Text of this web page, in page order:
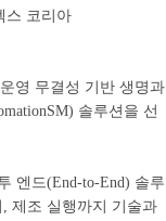
스 코리아
영 무결성 기반 생명과
솔루션을 선
엔드(End-to-End) 솔루
제조 실행까지 기술과